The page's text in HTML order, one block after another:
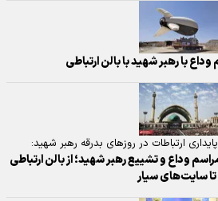
با رهبر شهید با بالن ارتباطی
ارتباطات در روز‌های بدرقه رهبر شهید:
وداع و تشییع رهبر شهید؛ از بالن ارتباطی
تا سایت‌های سیار